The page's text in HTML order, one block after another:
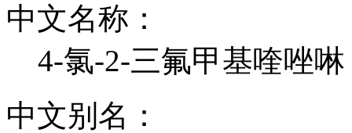
中文名称：
4-氯-2-三氟甲基喹唑啉
中文别名：